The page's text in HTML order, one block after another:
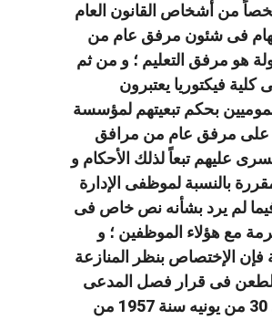
من أشخاص القانون العام
فى شئون مرفق عام من
هو مرفق التعليم ؛ و من ثم
فيكتوريا يعتبرون
بحكم تبعيتهم لمؤسسة
على مرفق عام من مرافق
عليهم تبعاً لذلك الأحكام و
بالنسبة لموظفى الإدارة
لم يرد بشأنه نص خاص فى
مع هؤلاء الموظفين ؛ و
فإن الإختصاص بنظر المنازعة
فى قرار فصل المدعى
الصادر فى 30 من يونيه سنة 1957 من